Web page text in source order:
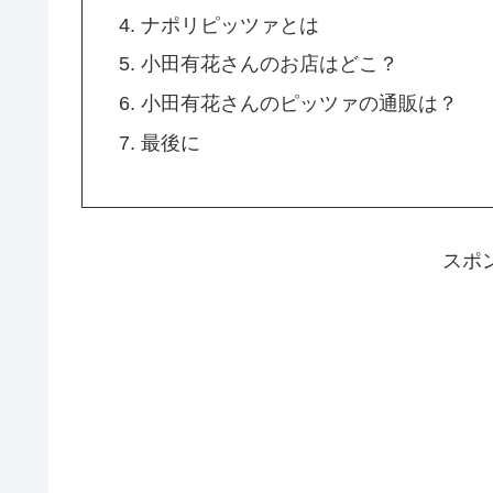
ナポリピッツァとは
小田有花さんのお店はどこ？
小田有花さんのピッツァの通販は？
最後に
スポ